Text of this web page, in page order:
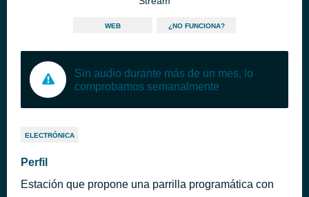
WEB ¿NO FUNCIONA?
Sin audio durante más de un mes, lo
comprobamos semanalmente
ELECTRÓNICA
Perfil
Estación que propone una parrilla programática con